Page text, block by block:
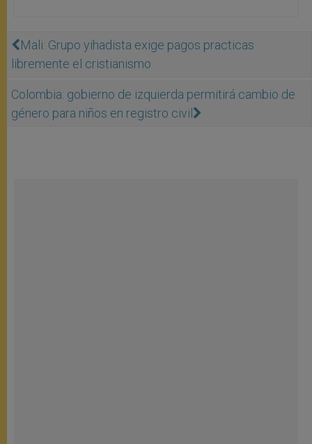
Mali: Grupo yihadista exige pagos practicas
libremente el cristianismo
Colombia: gobierno de izquierda permitirá cambio de
género para niños en registro civil